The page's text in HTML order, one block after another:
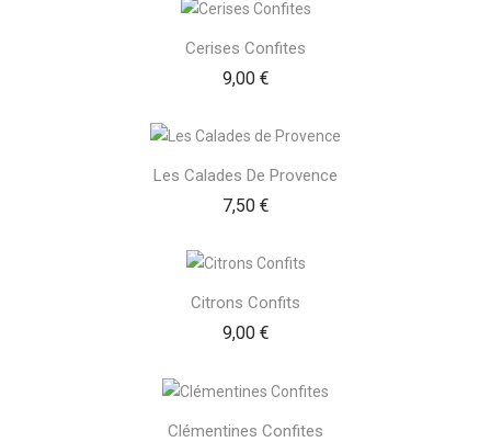
Cerises Confites
9,00 €Prix
Les Calades De Provence
7,50 €Prix
Citrons Confits
9,00 €Prix
Clémentines Confites